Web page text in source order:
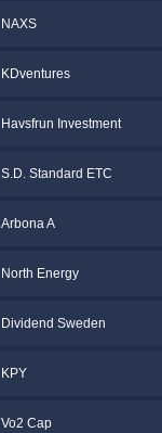
NAXS
KDventures
Havsfrun Investment
S.D. Standard ETC
Arbona A
North Energy
Dividend Sweden
KPY
Vo2 Cap